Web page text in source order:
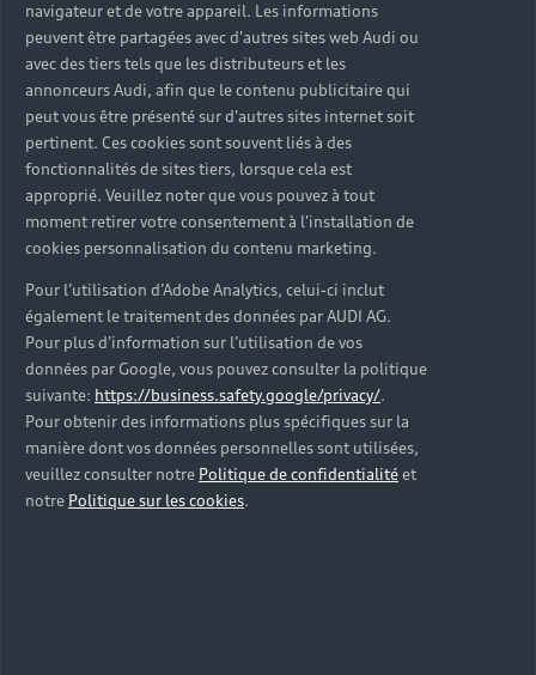
Henri Frachon <br> Antoine Lecharny
<h1 style="font-
size:0.8em;">Abstract
Design
Manifesto</h1>
navigateur et de votre appareil. Les informations
peuvent être partagées avec d'autres sites web Audi ou
avec des tiers tels que les distributeurs et les
annonceurs Audi, afin que le contenu publicitaire qui
peut vous être présenté sur d'autres sites internet soit
pertinent. Ces cookies sont souvent liés à des
fonctionnalités de sites tiers, lorsque cela est
approprié. Veuillez noter que vous pouvez à tout
moment retirer votre consentement à l'installation de
cookies personnalisation du contenu marketing.
Pour l’utilisation d’Adobe Analytics, celui-ci inclut
également le traitement des données par AUDI AG.
Pour plus d’information sur l’utilisation de vos
données par Google, vous pouvez consulter la politique
suivante: https://business.safety.google/privacy/.
Pour obtenir des informations plus spécifiques sur la
manière dont vos données personnelles sont utilisées,
veuillez consulter notre Politique de confidentialitéet
notre Politique sur les cookies.